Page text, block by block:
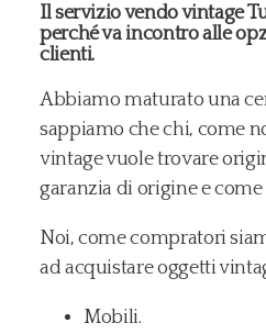
Il servizio vendo vintage
perché va incontro alle
clienti.
Abbiamo maturato una
sappiamo che chi, come
vintage vuole trovare
garanzia di origine e
Noi, come compratori
ad acquistare oggetti
Mobili.